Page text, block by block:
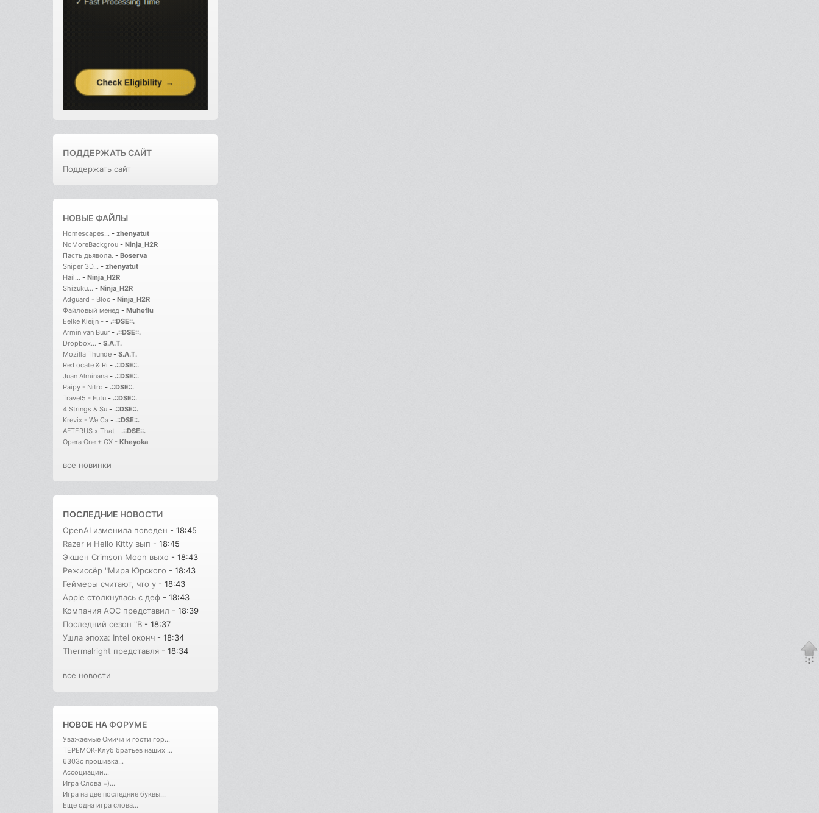
ПОДДЕРЖАТЬ САЙТ
Поддержать сайт
НОВЫЕ ФАЙЛЫ
Homescapes... - zhenyatut
NoMoreBackgrou - Ninja_H2R
Пасть дьявола. - Boserva
Sniper 3D... - zhenyatut
Hail... - Ninja_H2R
Shizuku... - Ninja_H2R
Adguard - Bloc - Ninja_H2R
Файловый менед - Muhoflu
Eelke Kleijn - - .::DSE::.
Armin van Buur - .::DSE::.
Dropbox... - S.A.T.
Mozilla Thunde - S.A.T.
Re:Locate & Ri - .::DSE::.
Juan Alminana - .::DSE::.
Paipy - Nitro - .::DSE::.
Travel5 - Futu - .::DSE::.
4 Strings & Su - .::DSE::.
Krevix - We Ca - .::DSE::.
AFTERUS x That - .::DSE::.
Opera One + GX - Kheyoka
все новинки
ПОСЛЕДНИЕ НОВОСТИ
OpenAI изменила поведен - 18:45
Razer и Hello Kitty вып - 18:45
Экшен Crimson Moon выхо - 18:43
Режиссёр "Мира Юрского - 18:43
Геймеры считают, что у - 18:43
Apple столкнулась с деф - 18:43
Компания AOC представил - 18:39
Последний сезон "В - 18:37
Ушла эпоха: Intel оконч - 18:34
Thermalright представля - 18:34
все новости
НОВОЕ НАФОРУМЕ
Уважаемые Омичи и гости гор...
ТЕРЕМОК-Клуб братьев наших ...
6303с прошивка...
Ассоциации...
Игра Слова =)...
Игра на две последние буквы...
Еще одна игра слова...